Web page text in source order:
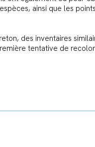
ainsi que les
des inventaires
tentative de